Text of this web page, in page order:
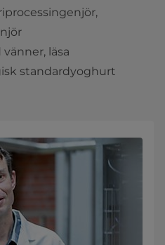
läsa
standardyoghurt